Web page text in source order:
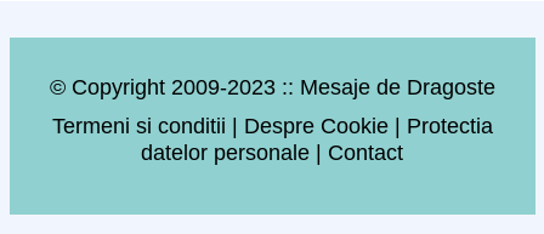
© Copyright 2009-2023 :: Mesaje de Dragoste
Termeni si conditii | Despre Cookie| Protectia
datelor personale | Contact